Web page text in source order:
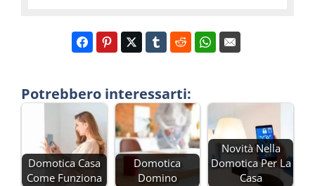
Potrebbero interessarti:
Domotica Casa
Come Funziona
Domotica
Domino
Novità Nella
Domotica Per La
Casa